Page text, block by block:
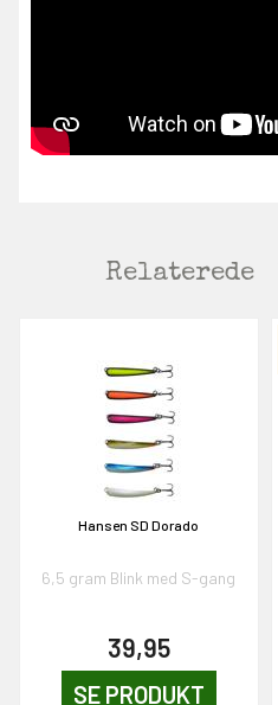
Relaterede
Hansen SD Dorado
6,5 gram Blink med S-gang
39,95
SE PRODUKT